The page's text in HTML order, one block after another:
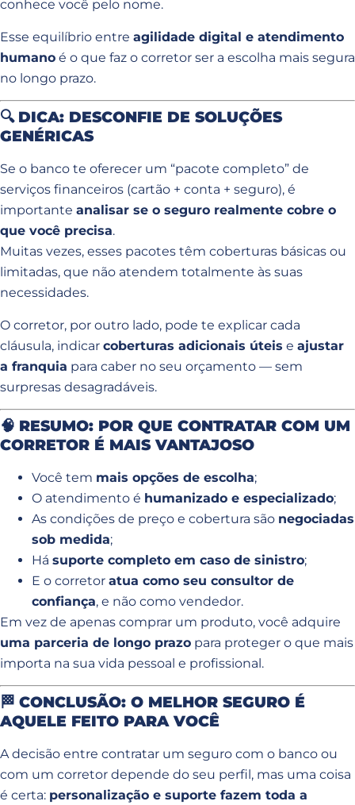
conhece você pelo nome.
Esse equilíbrio entre agilidade digital e atendimento
humano é o que faz o corretor ser a escolha mais segura
no longo prazo.
🔍 DICA: DESCONFIE DE SOLUÇÕES
GENÉRICAS
Se o banco te oferecer um “pacote completo” de
serviços financeiros (cartão + conta + seguro), é
importante analisar se o seguro realmente cobre o
que você precisa.
Muitas vezes, esses pacotes têm coberturas básicas ou
limitadas, que não atendem totalmente às suas
necessidades.
O corretor, por outro lado, pode te explicar cada
cláusula, indicar coberturas adicionais úteis e ajustar
a franquia para caber no seu orçamento — sem
surpresas desagradáveis.
🧠 RESUMO: POR QUE CONTRATAR COM UM
CORRETOR É MAIS VANTAJOSO
Você tem mais opções de escolha;
O atendimento é humanizado e especializado;
As condições de preço e cobertura são negociadas
sob medida;
Há suporte completo em caso de sinistro;
E o corretor atua como seu consultor de
confiança, e não como vendedor.
Em vez de apenas comprar um produto, você adquire
uma parceria de longo prazo para proteger o que mais
importa na sua vida pessoal e profissional.
🏁 CONCLUSÃO: O MELHOR SEGURO É
AQUELE FEITO PARA VOCÊ
A decisão entre contratar um seguro com o banco ou
com um corretor depende do seu perfil, mas uma coisa
é certa: personalização e suporte fazem toda a